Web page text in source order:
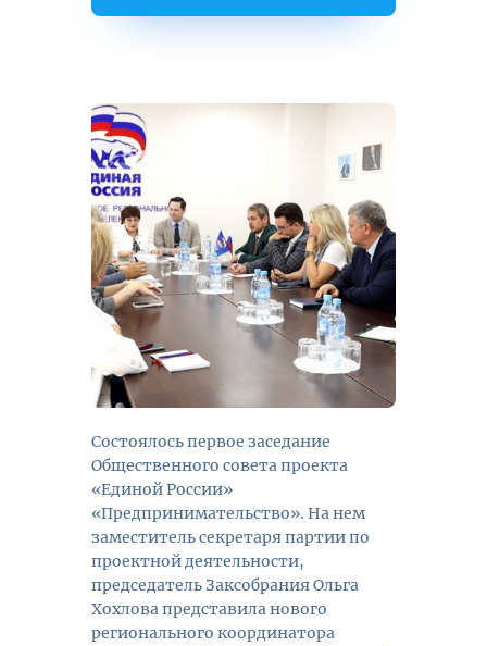
Состоялось первое заседание
Общественного совета проекта
«Единой России»
«Предпринимательство». На нем
заместитель секретаря партии по
проектной деятельности,
председатель Заксобрания Ольга
Хохлова представила нового
регионального координатора